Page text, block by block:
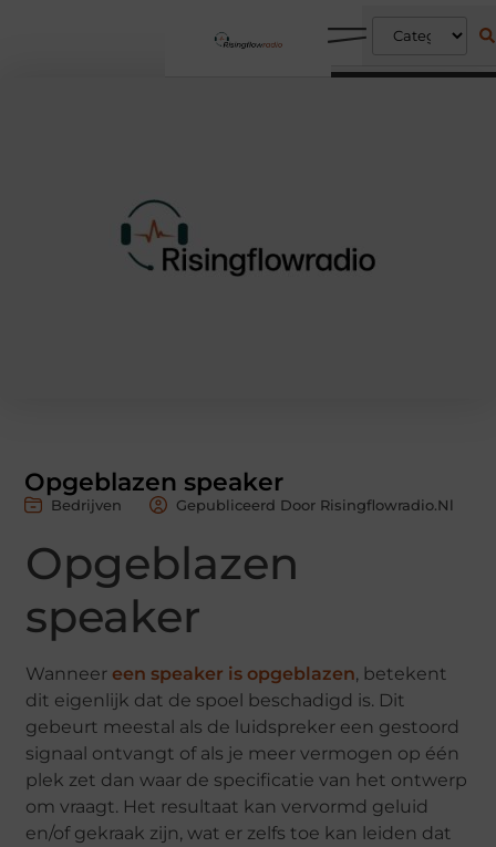
Opgeblazen speaker
Bedrijven Gepubliceerd Door Risingflowradio.nl
Opgeblazen
speaker
Wanneereen speaker is opgeblazen, betekent
dit eigenlijk dat de spoel beschadigd is. Dit
gebeurt meestal als de luidspreker een gestoord
signaal ontvangt of als je meer vermogen op één
plek zet dan waar de specificatie van het ontwerp
om vraagt. Het resultaat kan vervormd geluid
en/of gekraak zijn, wat er zelfs toe kan leiden dat